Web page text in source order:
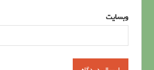
وبسایت